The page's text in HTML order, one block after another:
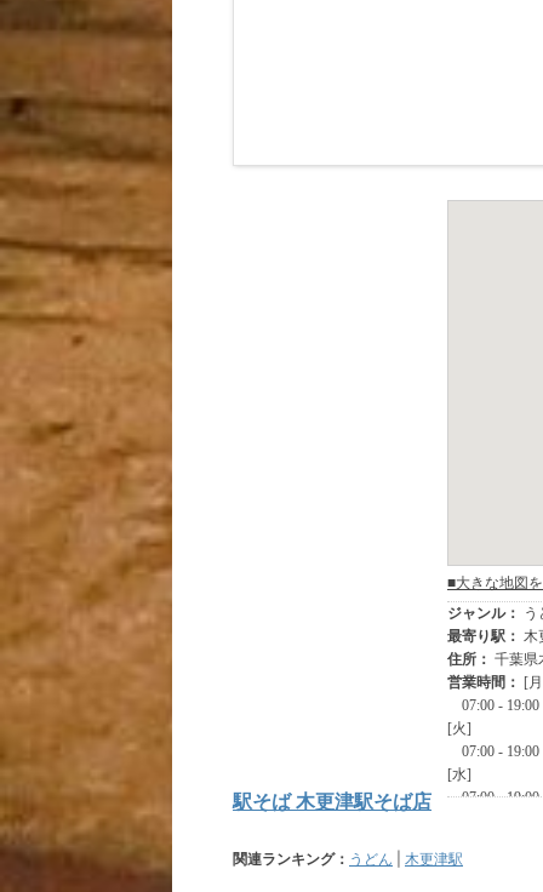
駅そば 木更津駅そば店
関連ランキング： うどん 木更津駅